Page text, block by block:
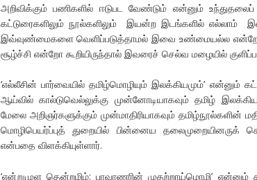
அறிவிக்கும் பணிகளில் ஈடுபட வேண்டும் என்னும்
கட்டுரைகளிலும் நூல்களிலும் இயன்ற இடங்களில் எல்லாம்
இவ்வுண்மைகளை வெளிப்படுத்தாமல் இவை உண்மையல்ல என்றோ
சூழ்ச்சி என்றோ கூறியிருந்தால் இவரைச் செல்வ மழையில்
‘எல்லீசின் பார்வையில் தமிழ்மொழியும் இலக்கியமும்’ என்னும்
ஆய்வில் கால்டுவெல்லுக்கு முன்னோடியாகவும் தமிழ்
மேலை அறிஞர்களுக்கும் முன்மாதிரியாகவும் தமிழ்நூல்களின்
மொழிபெயர்ப்புத் துறையில் பின்னைய தலைமுறையினருக்
என்பதை விளக்கியுள்ளார்.
‘என்றுமுள தென்றமிழ்: பாவாணரின் முதற்றாய்மொழி’